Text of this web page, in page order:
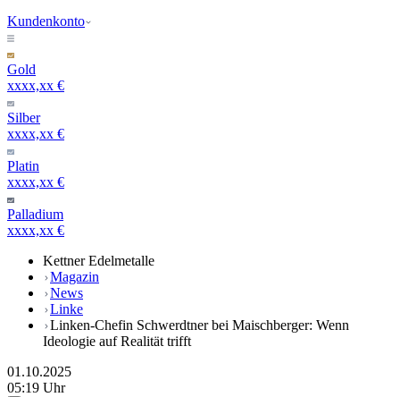
Kundenkonto
Gold
xxxx,xx €
Silber
xxxx,xx €
Platin
xxxx,xx €
Palladium
xxxx,xx €
Kettner Edelmetalle
Magazin
News
Linke
Linken-Chefin Schwerdtner bei Maischberger: Wenn
Ideologie auf Realität trifft
01.10.2025
05:19 Uhr